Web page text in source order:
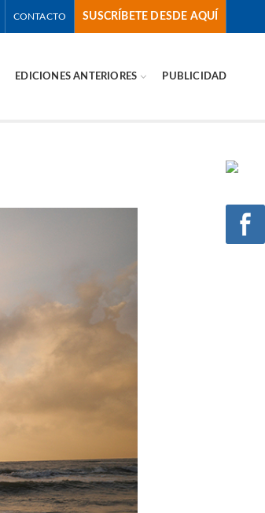
CONTACTO SUSCRÍBETE DESDE AQUÍ
EDICIONES ANTERIORES PUBLICIDAD